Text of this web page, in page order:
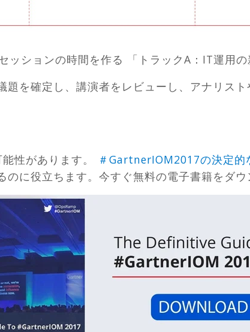
ッションの時間を作る 「トラックA：IT運用の
題を確定し、講演者をレビューし、アナリス
性があります。 ＃GartnerIOM2017の決定的
に役立ちます。今すぐ無料の電子書籍をダウ